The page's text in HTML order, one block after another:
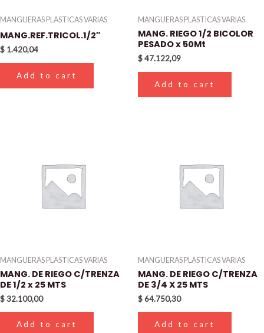
MANGUERAS PLASTICAS VARIAS
MANG.REF.TRICOL.1/2″
$ 1.420,04
Add to cart
MANGUERAS PLASTICAS VARIAS
MANG. RIEGO 1/2 BICOLOR
PESADO x 50Mt
$47.122,09
Add to cart
MANGUERAS PLASTICAS VARIAS
MANG. DE RIEGO C/TRENZA
DE 1/2 x 25 MTS
$32.100,00
Add to cart
MANGUERAS PLASTICAS VARIAS
MANG. DE RIEGO C/TRENZA
DE 3/4 X 25 MTS
$64.750,30
Add to cart